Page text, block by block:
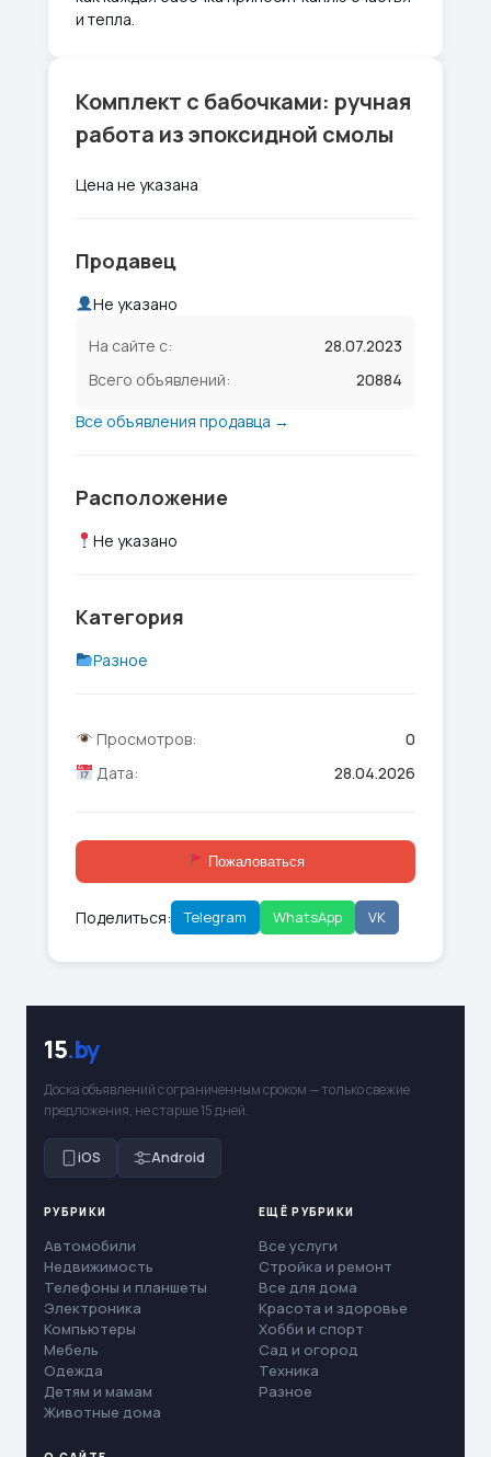
и тепла.
Комплект с бабочками: ручная
работа из эпоксидной смолы
Цена не указана
Продавец
Не указано
На сайте с:
28.07.2023
Всего объявлений:
20884
Все объявления продавца →
Расположение
Не указано
Категория
Разное
Просмотров:
0
Дата:
28.04.2026
Пожаловаться
Поделиться: Telegram WhatsApp VK
15.by
Доска объявлений с ограниченным сроком — только свежие
предложения, не старше 15 дней.
iOS Android
РУБРИКИ
Автомобили
Недвижимость
Телефоны и планшеты
Электроника
Компьютеры
Мебель
Одежда
Детям и мамам
Животные дома
ЕЩЁ РУБРИКИ
Все услуги
Стройка и ремонт
Все для дома
Красота и здоровье
Хобби и спорт
Сад и огород
Техника
Разное